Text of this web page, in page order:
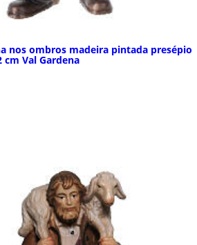
nos ombros madeira pintada presépio
Val Gardena